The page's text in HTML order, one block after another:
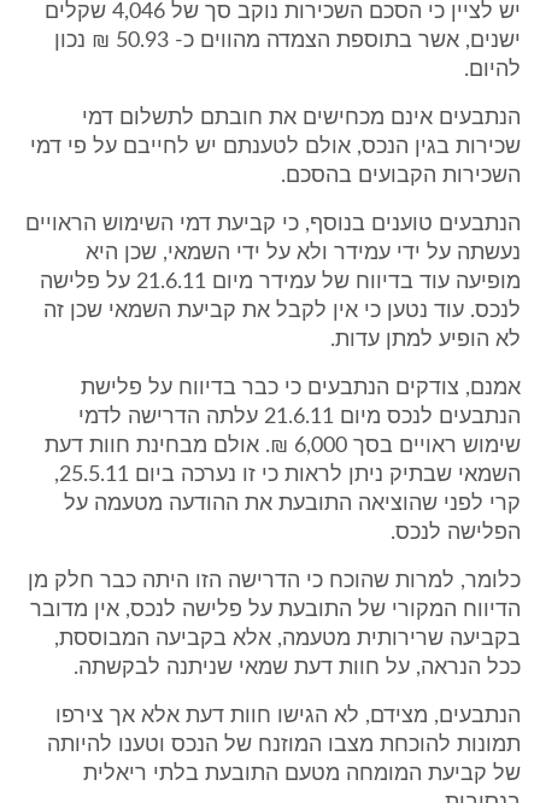
יש לציין כי הסכם השכירות נוקב סך של 4,046 שקלים
ישנים, אשר בתוספת הצמדה מהווים כ- 50.93 ₪ נכון
להיום.
הנתבעים אינם מכחישים את חובתם לתשלום דמי
שכירות בגין הנכס, אולם לטענתם יש לחייבם על פי דמי
השכירות הקבועים בהסכם.
הנתבעים טוענים בנוסף, כי קביעת דמי השימוש הראויים
נעשתה על ידי עמידר ולא על ידי השמאי, שכן היא
מופיעה עוד בדיווח של עמידר מיום 21.6.11 על פלישה
לנכס. עוד נטען כי אין לקבל את קביעת השמאי שכן זה
לא הופיע למתן עדות.
אמנם, צודקים הנתבעים כי כבר בדיווח על פלישת
הנתבעים לנכס מיום 21.6.11 עלתה הדרישה לדמי
שימוש ראויים בסך 6,000 ₪. אולם מבחינת חוות דעת
השמאי שבתיק ניתן לראות כי זו נערכה ביום 25.5.11,
קרי לפני שהוציאה התובעת את ההודעה מטעמה על
הפלישה לנכס.
כלומר, למרות שהוכח כי הדרישה הזו היתה כבר חלק מן
הדיווח המקורי של התובעת על פלישה לנכס, אין מדובר
בקביעה שרירותית מטעמה, אלא בקביעה המבוססת,
ככל הנראה, על חוות דעת שמאי שניתנה לבקשתה.
הנתבעים, מצידם, לא הגישו חוות דעת אלא אך צירפו
תמונות להוכחת מצבו המוזנח של הנכס וטענו להיותה
של קביעת המומחה מטעם התובעת בלתי ריאלית